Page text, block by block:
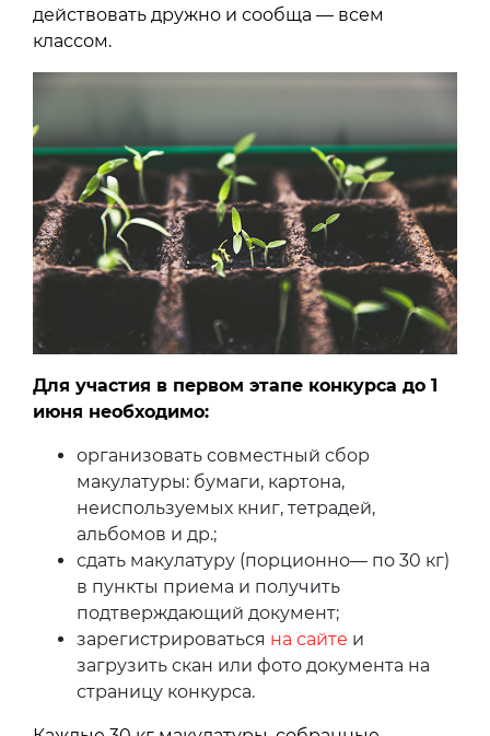
действовать дружно и сообща — всем
классом.
Для участия в первом этапе конкурса до 1
июня необходимо:
организовать совместный сбор
макулатуры: бумаги, картона,
неиспользуемых книг, тетрадей,
альбомов и др.;
сдать макулатуру (порционно— по 30 кг)
в пункты приема и получить
подтверждающий документ;
зарегистрироваться на сайте и
загрузить скан или фото документа на
страницу конкурса.